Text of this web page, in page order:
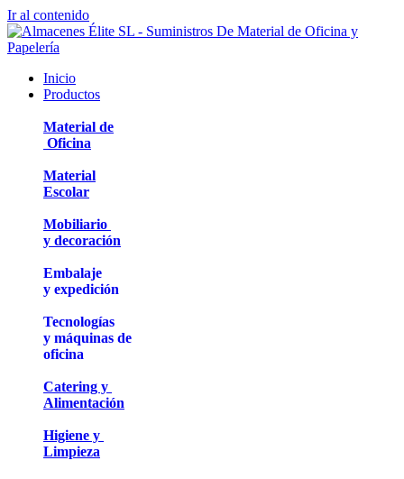
Ir al contenido
Inicio
Productos
Material de
Oficina
Material
Escolar
Mobiliario
y decoración
Embalaje
y expedición
Tecnologías
y máquinas de
oficina
Catering y
Alimentación
Higiene y
Limpieza